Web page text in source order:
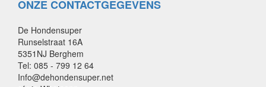
ONZE CONTACTGEGEVENS
De Hondensuper
Runselstraat 16A
5351NJ Berghem
Tel: 085 - 799 12 64
Info@dehondensuper.net